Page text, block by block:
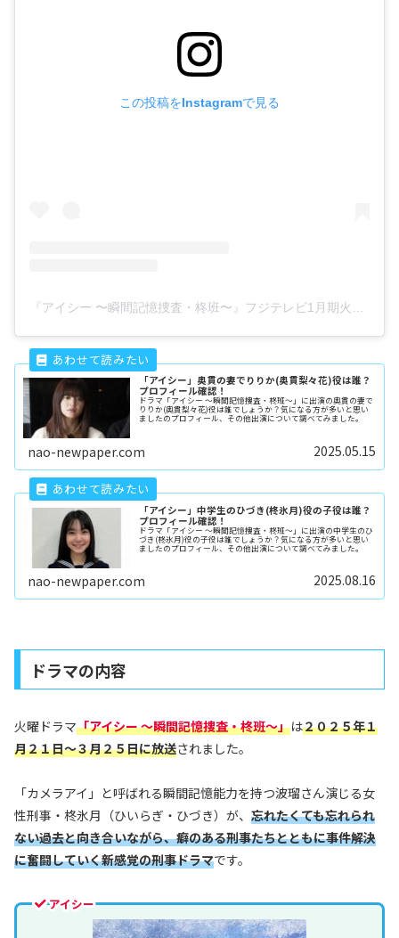
この投稿をInstagramで見る
「アイシー」奥貫の妻でりりか(奥貫梨々花)役は誰？
プロフィール確認！
ドラマ「アイシー 〜瞬間記憶捜査・柊班〜」に出演の奥貫の妻で
りりか(奥貫梨々花)役は誰でしょうか？気になる方が多いと思い
ましたのプロフィール、その他出演について調べてみました。
nao-newpaper.com 2025.05.15
「アイシー」中学生のひづき(柊氷月)役の子役は誰？
プロフィール確認！
ドラマ「アイシー 〜瞬間記憶捜査・柊班〜」に出演の中学生のひ
づき(柊氷月)役の子役は誰でしょうか？気になる方が多いと思い
ましたのプロフィール、その他出演について調べてみました。
nao-newpaper.com 2025.08.16
ドラマの内容
火曜ドラマ「アイシー 〜瞬間記憶捜査・柊班〜」は２０２５年１
月２１日～３月２５日に放送されました。
「カメラアイ」と呼ばれる瞬間記憶能力を持つ波瑠さん演じる女
性刑事・柊氷月（ひいらぎ・ひづき）が、 忘れたくても忘れられ
ない過去と向き合いながら、癖のある刑事たちとともに事件解決
に奮闘していく新感覚の刑事ドラマです。
アイシー